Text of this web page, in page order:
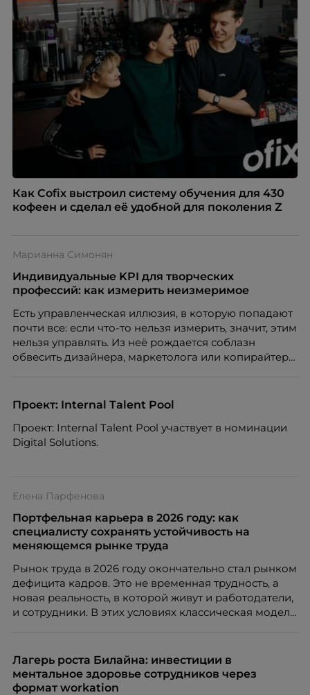
Как Cofix выстроил систему обучения для 430
кофеен и сделал её удобной для поколения Z
Марианна Симонян
Индивидуальные KPI для творческих
профессий: как измерить неизмеримое
Есть управленческая иллюзия, в которую попадают
почти все: если что-то нельзя измерить, значит, этим
нельзя управлять. Из неё рождается соблазн
обвесить дизайнера, маркетолога или копирайтера
Проблема в том, что так мы измеряем не ценность,
а движение. А творческая работа — это тот редкий
случай, где движение и результат могут не
совпадать вовсе.
Проект: Internal Talent Pool
Проект: Internal Talent Pool участвует в номинации
Digital Solutions.
Елена Парфенова
Портфельная карьера в 2026 году: как
специалисту сохранять устойчивость на
меняющемся рынке труда
Рынок труда в 2026 году окончательно стал рынком
дефицита кадров. Это не временная трудность, а
новая реальность, в которой живут и работодатели,
и сотрудники. В этих условиях классическая модель
продуманная система из нескольких
профессиональных опор, которая даёт специалисту
устойчивость, гибкость и возможности для роста.
Лагерь роста Билайна: инвестиции в
ментальное здоровье сотрудников через
формат workation